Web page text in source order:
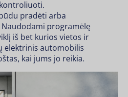
pradėti arba
programėlę
iš bet kurios vietos ir
elektrinis automobilis
kai jums jo reikia.